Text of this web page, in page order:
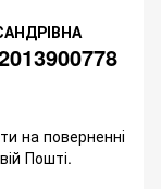
на поверненні
Пошті.